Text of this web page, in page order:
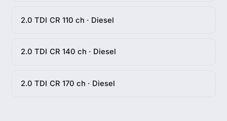
2.0 TDI CR 110 ch · Diesel
2.0 TDI CR 140 ch · Diesel
2.0 TDI CR 170 ch · Diesel